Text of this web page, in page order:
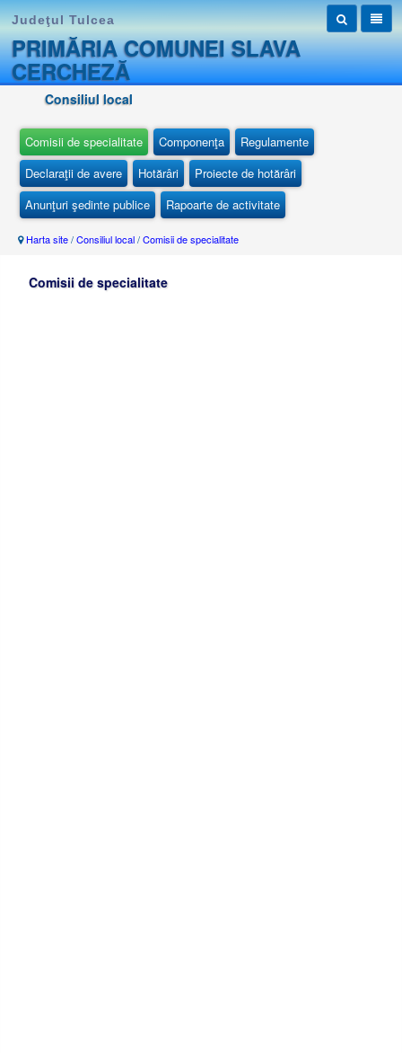
Judeţul Tulcea
PRIMĂRIA COMUNEI SLAVA
CERCHEZĂ
Consiliul local
Comisii de specialitate Componenţa
Regulamente
Declaraţii de avere
Hotărâri
Proiecte de hotărâri
Anunţuri şedinte publice
Rapoarte de activitate
Harta site/Consiliul local/Comisii de specialitate
Comisii de specialitate